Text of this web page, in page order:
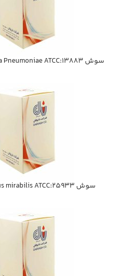
سوش Klebsiella Pneumoniae ATCC:13883 دارواش
سوش Proteus mirabilis ATCC:25933 دارواش